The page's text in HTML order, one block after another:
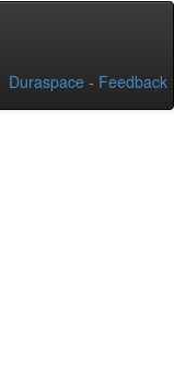
Duraspace - Feedback